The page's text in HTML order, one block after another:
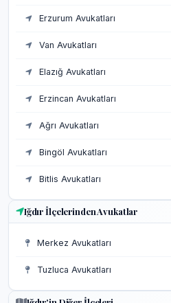
Erzurum Avukatları
Van Avukatları
Elazığ Avukatları
Erzincan Avukatları
Ağrı Avukatları
Bingöl Avukatları
Bitlis Avukatları
Iğdır İlçelerinden Avukatlar
Merkez Avukatları
Tuzluca Avukatları